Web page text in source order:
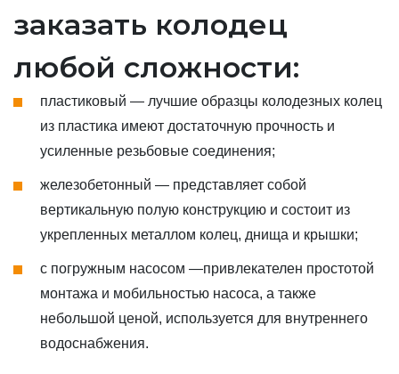
заказать колодец
любой сложности:
пластиковый — лучшие образцы колодезных колец
из пластика имеют достаточную прочность и
усиленные резьбовые соединения;
железобетонный — представляет собой
вертикальную полую конструкцию и состоит из
укрепленных металлом колец, днища и крышки;
с погружным насосом —привлекателен простотой
монтажа и мобильностью насоса, а также
небольшой ценой, используется для внутреннего
водоснабжения.